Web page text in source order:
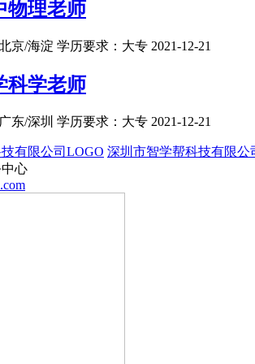
物理老师
京/海淀 学历要求：大专 2021-12-21
科学老师
东/深圳 学历要求：大专 2021-12-21
深圳市智学帮科技有限公
心